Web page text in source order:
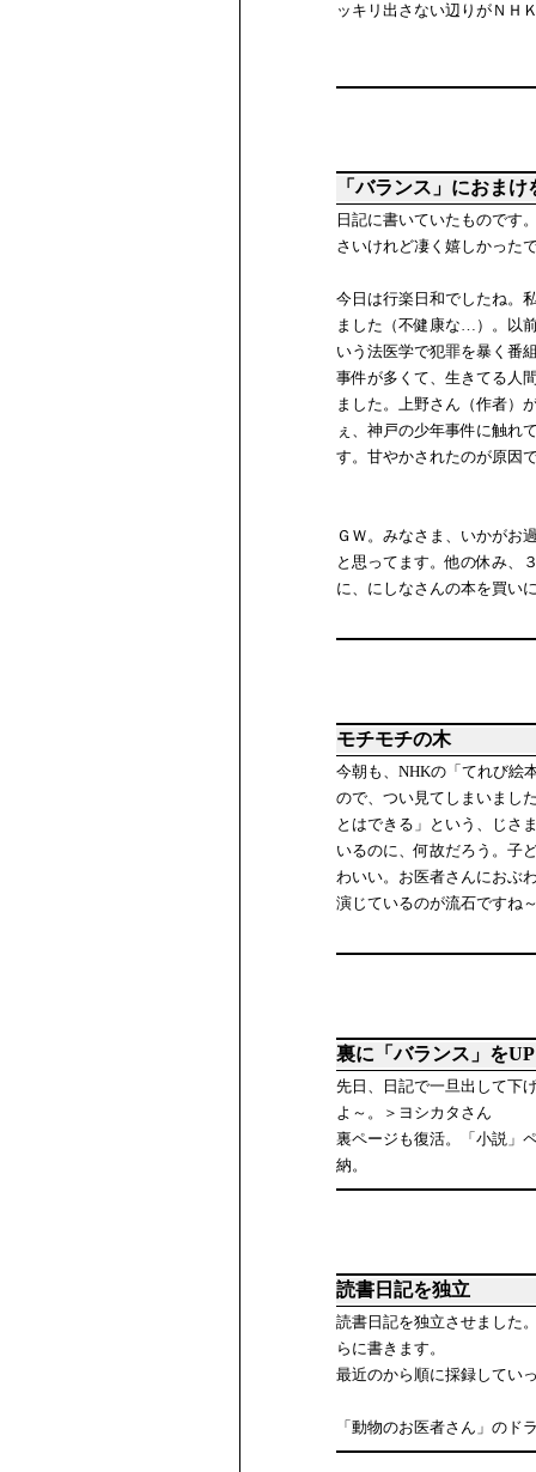
ッキリ出さない辺りがＮＨ
「バランス」におまけ
日記に書いていたものです
さいけれど凄く嬉しかった
今日は行楽日和でしたね。
ました（不健康な…）。以
いう法医学で犯罪を暴く番
事件が多くて、生きてる人
ました。上野さん（作者）
ぇ、神戸の少年事件に触れ
す。甘やかされたのが原因
ＧＷ。みなさま、いかがお
と思ってます。他の休み、
に、にしなさんの本を買い
モチモチの木
今朝も、NHKの「てれび絵
ので、つい見てしまいまし
とはできる」という、じさ
いるのに、何故だろう。子
わいい。お医者さんにおぶ
演じているのが流石ですね
裏に「バランス」をUP
先日、日記で一旦出して下
よ～。＞ヨシカタさん
裏ページも復活。「小説」
納。
読書日記を独立
読書日記を独立させました
らに書きます。
最近のから順に採録してい
「動物のお医者さん」の